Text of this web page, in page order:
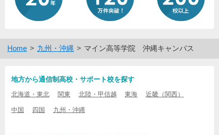
Home 九州・沖縄 マイン高等学院 沖縄キャンパス
地方から通信制高校・サポート校を探す
北海道・東北 関東 北陸・甲信越 東海 近畿（関西）
中国 四国 九州・沖縄